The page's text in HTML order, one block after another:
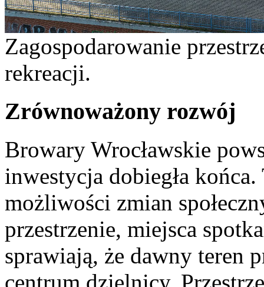
Zagospodarowanie
rekreacji.
Zrównoważony rozwój
Browary Wrocławskie
inwestycja dobiegła
możliwości zmian
przestrzenie, miejsca
sprawiają, że dawny teren
centrum dzielnicy.